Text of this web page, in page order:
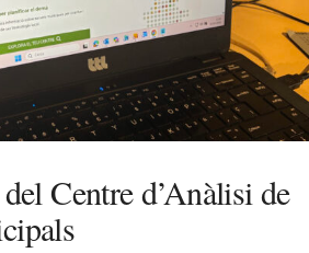
Centre d’Anàlisi de